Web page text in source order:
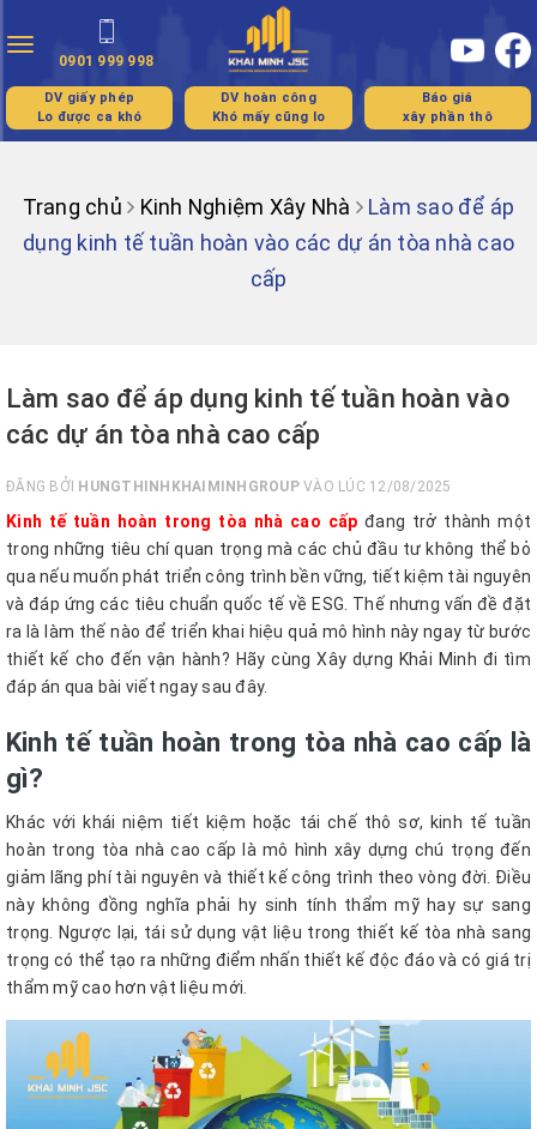
Toggle
navigation
0901 999 998
DV giấy phép
Lo được ca khó
DV hoàn công
Khó mấy cũng lo
Báo giá
xây phần thô
Trang chủ Kinh Nghiệm Xây Nhà
Làm sao để áp
dụng kinh tế tuần hoàn vào các dự án tòa nhà cao
cấp
Làm sao để áp dụng kinh tế tuần hoàn vào
các dự án tòa nhà cao cấp
ĐĂNG BỞI HUNGTHINHKHAIMINHGROUPVÀO LÚC 12/08/2025
Kinh tế tuần hoàn trong tòa nhà cao cấp đang trở thành một
trong những tiêu chí quan trọng mà các chủ đầu tư không thể bỏ
qua nếu muốn phát triển công trình bền vững, tiết kiệm tài nguyên
và đáp ứng các tiêu chuẩn quốc tế về ESG. Thế nhưng vấn đề đặt
ra là làm thế nào để triển khai hiệu quả mô hình này ngay từ bước
thiết kế cho đến vận hành? Hãy cùng Xây dựng Khải Minh đi tìm
đáp án qua bài viết ngay sau đây.
Kinh tế tuần hoàn trong tòa nhà cao cấp là
gì?
Khác với khái niệm tiết kiệm hoặc tái chế thô sơ, kinh tế tuần
hoàn trong tòa nhà cao cấp là mô hình xây dựng chú trọng đến
giảm lãng phí tài nguyên và thiết kế công trình theo vòng đời. Điều
này không đồng nghĩa phải hy sinh tính thẩm mỹ hay sự sang
trọng. Ngược lại, tái sử dụng vật liệu trong thiết kế tòa nhà sang
trọng có thể tạo ra những điểm nhấn thiết kế độc đáo và có giá trị
thẩm mỹ cao hơn vật liệu mới.